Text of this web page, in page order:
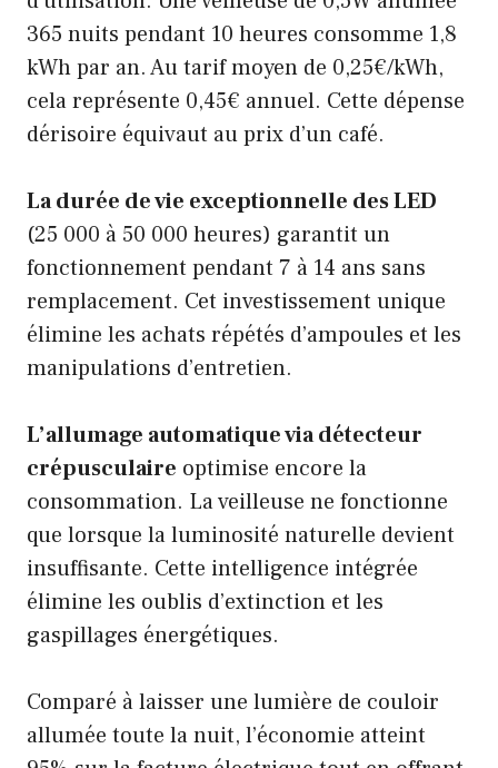
365 nuits pendant 10 heures consomme 1,8
kWh par an. Au tarif moyen de 0,25€/kWh,
cela représente 0,45€ annuel. Cette dépense
dérisoire équivaut au prix d’un café.
La durée de vie exceptionnelle des LED
(25 000 à 50 000 heures) garantit un
fonctionnement pendant 7 à 14 ans sans
remplacement. Cet investissement unique
élimine les achats répétés d’ampoules et les
manipulations d’entretien.
L’allumage automatique via détecteur
crépusculaire optimise encore la
consommation. La veilleuse ne fonctionne
que lorsque la luminosité naturelle devient
insuffisante. Cette intelligence intégrée
élimine les oublis d’extinction et les
gaspillages énergétiques.
Comparé à laisser une lumière de couloir
allumée toute la nuit, l’économie atteint